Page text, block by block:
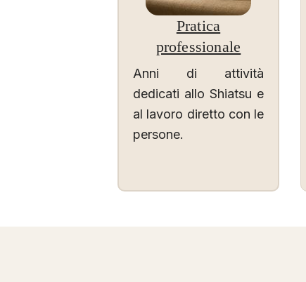
Pratica
professionale
Anni di attività
dedicati allo Shiatsu e
al lavoro diretto con le
persone.